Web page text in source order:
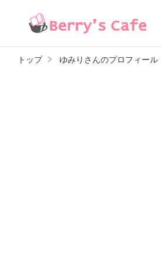
トップ ゆみりさんのプロフィール